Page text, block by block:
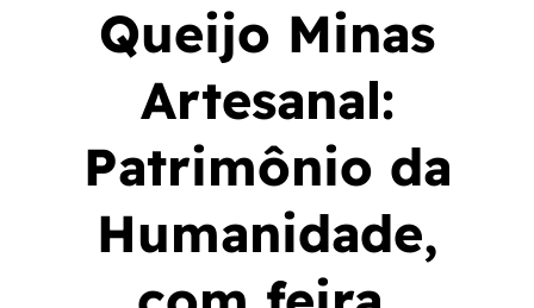
Queijo Minas
Artesanal:
Patrimônio da
Humanidade,